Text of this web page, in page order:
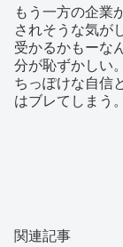
もう一方の企業
されそうな気が
受かるかもーな
分が恥ずかしい。
ちっぽけな自信
はブレてしまう。
関連記事